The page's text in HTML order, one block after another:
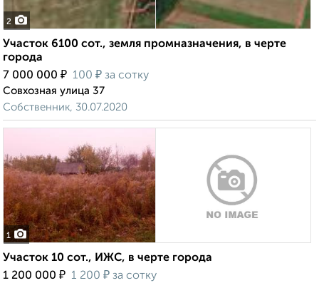
2
Участок 6100 сот., земля промназначения, в черте
города
7 000 000 ₽ 100 ₽ за сотку
Совхозная улица 37
Собственник, 30.07.2020
1
Участок 10 сот., ИЖС, в черте города
1 200 000 ₽ 1 200 ₽ за сотку